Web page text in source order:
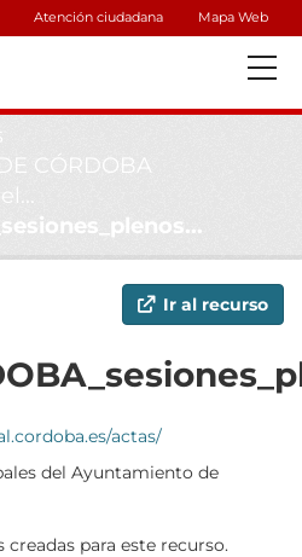
Atención ciudadana Mapa Web
CÓRDOBA
Ir al recurso
actas/
del Ayuntamiento de
creadas para este recurso.